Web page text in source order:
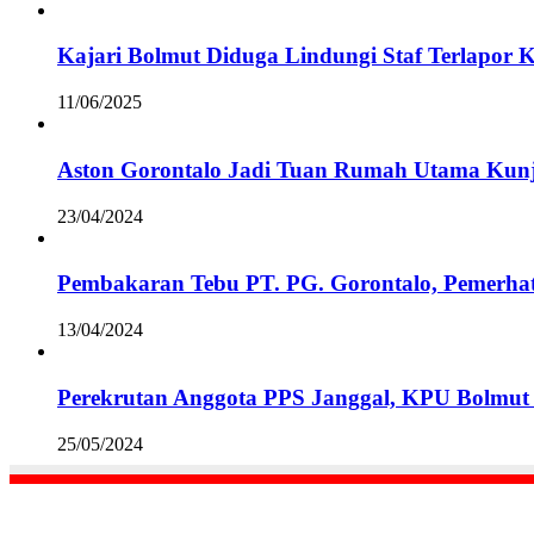
Kajari Bolmut Diduga Lindungi Staf Terlapor
11/06/2025
Aston Gorontalo Jadi Tuan Rumah Utama
23/04/2024
Pembakaran Tebu PT. PG. Gorontalo,
13/04/2024
Perekrutan Anggota PPS Janggal, KPU
25/05/2024